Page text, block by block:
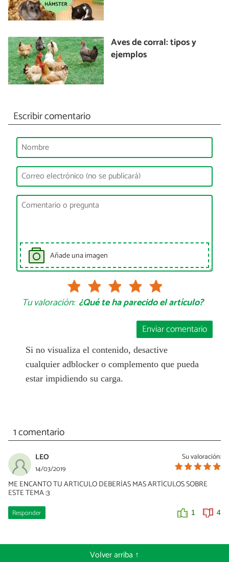
Aves de corral: tipos y
ejemplos
Escribir comentario
Añade una imagen
Tu valoración: ¿Qué te ha parecido el artículo?
Enviar comentario
Si no visualiza el contenido, desactive
cualquier adblocker o complemento que pueda
estar impidiendo su carga.
1 comentario
Su valoración:
LEO
14/03/2019
ME ENCANTO TU ARTICULO DEBERÍAS MAS ARTÍCULOS SOBRE
ESTE TEMA :3
Responder 1 4
Volver arriba ↑